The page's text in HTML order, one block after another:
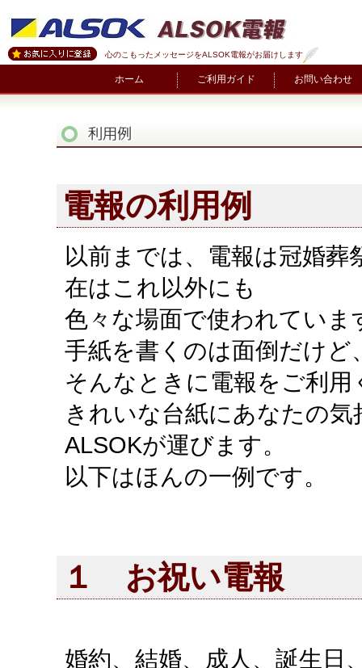
心のこもったメッセージをALSOK電報がお届けします
ホーム ご利用ガイド お問い合わせ
電報の利用例
以前までは、電報は冠婚
在はこれ以外にも
色々な場面で使われていま
手紙を書くのは面倒だけ
そんなときに電報をご利用
きれいな台紙にあなたの
ALSOKが運びます。
以下はほんの一例です。
１ お祝い電報
婚約、結婚、成人、誕生日